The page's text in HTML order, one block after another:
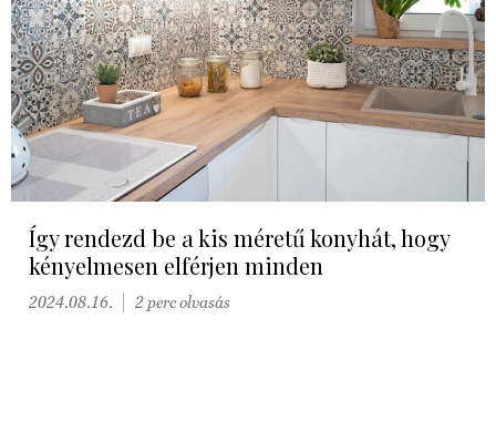
Így rendezd be a kis méretű konyhát, hogy
kényelmesen elférjen minden
2024.08.16. 2 perc olvasás